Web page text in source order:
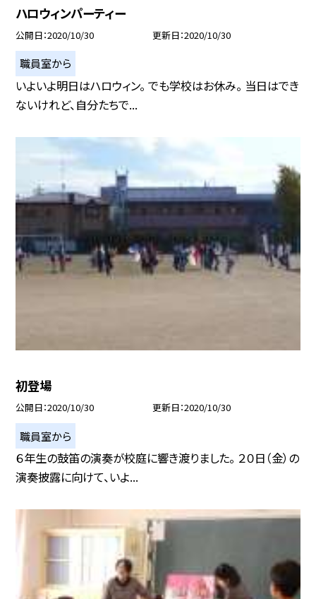
ハロウィンパーティー
公開日 2020/10/30 更新日 2020/10/30
職員室から
いよいよ明日はハロウィン。 でも学校はお休み。 当日はでき
ないけれど、自分たちで...
初登場
公開日 2020/10/30 更新日 2020/10/30
職員室から
６年生の鼓笛の演奏が校庭に響き渡りました。 ２０日（金）の
演奏披露に向けて、いよ...